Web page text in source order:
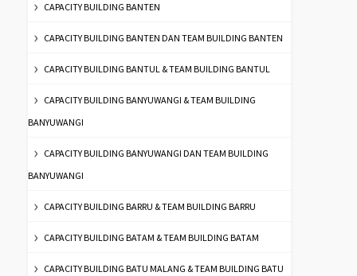
CAPACITY BUILDING BANTEN
CAPACITY BUILDING BANTEN DAN TEAM BUILDING BANTEN
CAPACITY BUILDING BANTUL & TEAM BUILDING BANTUL
CAPACITY BUILDING BANYUWANGI & TEAM BUILDING
BANYUWANGI
CAPACITY BUILDING BANYUWANGI DAN TEAM BUILDING
BANYUWANGI
CAPACITY BUILDING BARRU & TEAM BUILDING BARRU
CAPACITY BUILDING BATAM & TEAM BUILDING BATAM
CAPACITY BUILDING BATU MALANG & TEAM BUILDING BATU